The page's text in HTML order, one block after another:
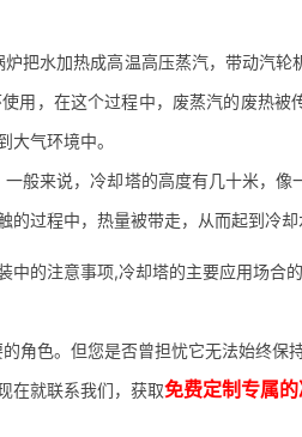
水加热成高温高压蒸汽，带动汽轮
用，在这个过程中，废蒸汽的废热被
气环境中。
般来说，冷却塔的高度有几十米，像
过程中，热量被带走，从而起到冷却
中的注意事项,冷却塔的主要应用场合
色。但您是否曾担忧它无法始终保
在就联系我们，获取免费定制专属